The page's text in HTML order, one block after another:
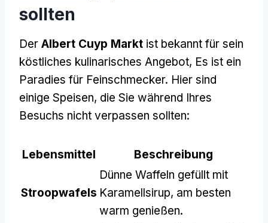
sollten
Der Albert Cuyp Markt ist bekannt für sein
köstliches kulinarisches Angebot, Es ist ein
Paradies für Feinschmecker. Hier sind
einige Speisen, die Sie während Ihres
Besuchs nicht verpassen sollten:
Lebensmittel Beschreibung
Stroopwafels
Dünne Waffeln gefüllt mit
Karamellsirup, am besten
warm genießen.